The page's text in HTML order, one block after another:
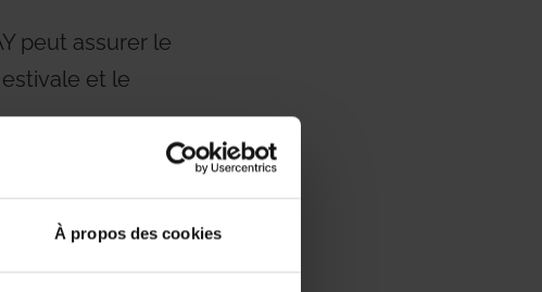
À propos des cookies
peut assurer le
et le
épaisseur